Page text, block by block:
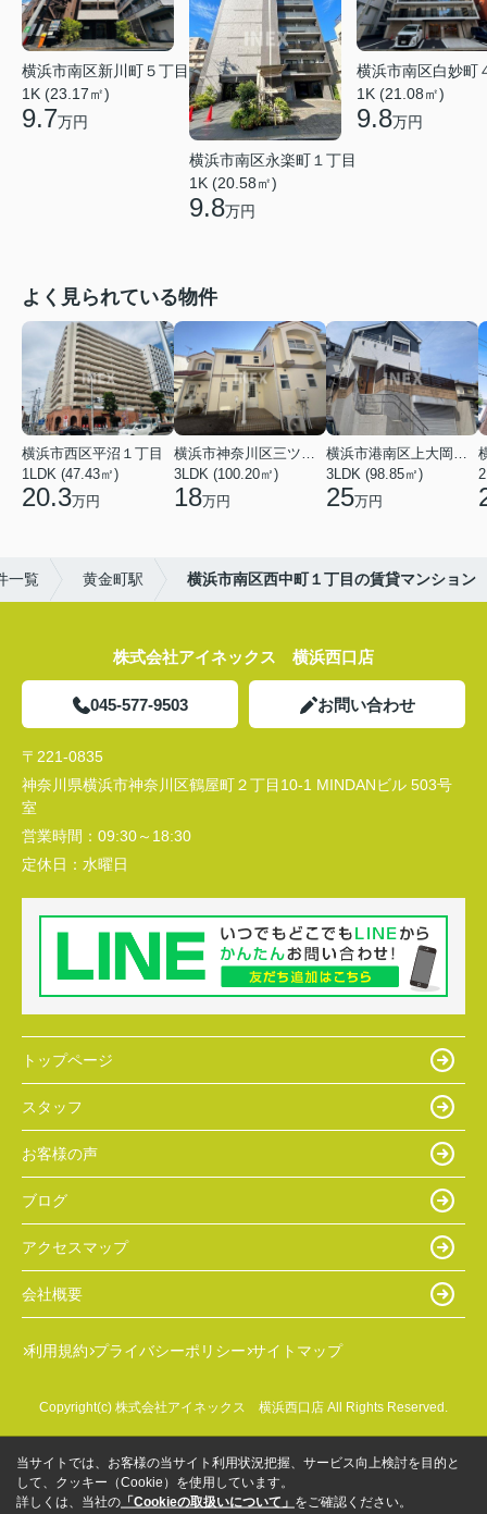
横浜市南区新川町５丁目
1K (23.17㎡)
9.7万円
横浜市南区永楽町１丁目
1K (20.58㎡)
9.8万円
横浜市南区白妙町
1K (21.08㎡)
9.8万円
よく見られている物件
横浜市西区平沼１丁目
1LDK (47.43㎡)
20.3万円
横浜市神奈川区三ツ沢上町
3LDK (100.20㎡)
18万円
横浜市港南区上大岡東２丁目
3LDK (98.85㎡)
25万円
一覧 黄金町駅 横浜市南区西中町１丁目の賃貸マンション
株式会社アイネックス 横浜西口店
045-577-9503 お問い合わせ
〒221-0835
神奈川県横浜市神奈川区鶴屋町２丁目10-1 MINDANビル 503号
室
営業時間： 09:30～18:30
定休日： 水曜日
トップページ
スタッフ
お客様の声
ブログ
アクセスマップ
会社概要
利用規約 プライバシーポリシー サイトマップ
Copyright(c) 株式会社アイネックス 横浜西口店 All Rights Reserved.
当サイトでは、お客様の当サイト利用状況把握、サービス向上検討を目的と
して、クッキー（Cookie）を使用しています。
詳しくは、当社の 「Cookieの取扱いについて」 をご確認ください。